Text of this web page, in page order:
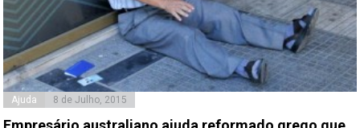
Ajuda 8 de Julho, 2015